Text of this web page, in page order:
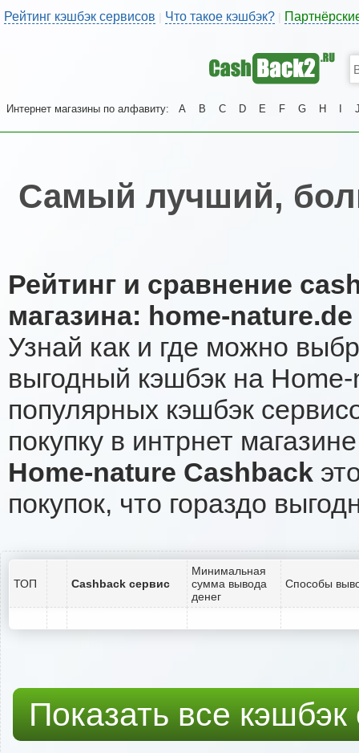
Рейтинг кэшбэк сервисов | Что такое кэшбэк?
Интернет магазины по алфавиту: A B C D E F G H
Самый лучший,
Рейтинг и сравнение
магазина: home-nature.de
Узнай как и где можно
выгодный кэшбэк на
популярных кэшбэк
покупку в интрнет
Home-nature Cashback
покупок, что гораздо
ТОП Cashback сервис
Минимальная
сумма вывода
денег
Способы
Показать все